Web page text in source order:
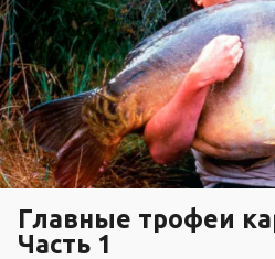
Главные трофеи
Часть 1